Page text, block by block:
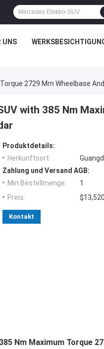
UNS
2729 Mm Wheelbase
with 385 Nm
Produktdetails:
Herkunftsort:
Zahlung und Versand AGB:
Min Bestellmenge:
1
Preis:
Kontakt
Nm Maximum Torque